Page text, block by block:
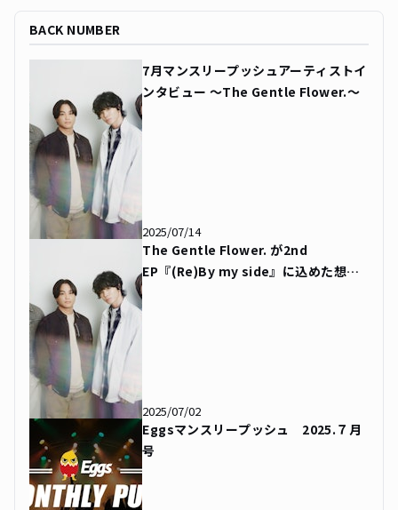
BACK NUMBER
7月マンスリープッシュアーティストイ
ンタビュー 〜The Gentle Flower.〜
2025/07/14
The Gentle Flower. が2nd
EP『(Re)By my side』に込めた想い
2025/07/02
Eggsマンスリープッシュ 2025.７月
号